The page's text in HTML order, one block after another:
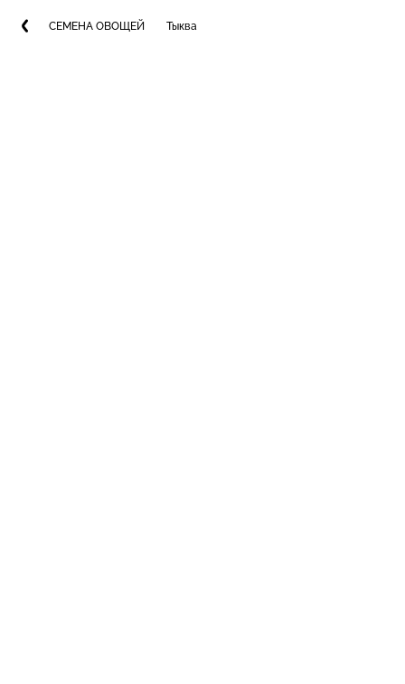
СЕМЕНА ОВОЩЕЙ Тыква